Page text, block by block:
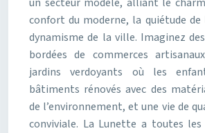
confort du moderne, la quiétude de
dynamisme de la ville. Imaginez
bordées de commerces
jardins verdoyants où les
bâtiments rénovés avec des
de l’environnement, et une vie de
conviviale. La Lunette a toutes